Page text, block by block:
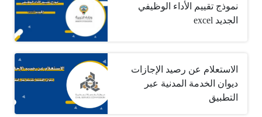
نموذج تقييم الأداء الوظيفي
الجديد excel
الاستعلام عن رصيد الإجازات
ديوان الخدمة المدنية عبر
التطبيق